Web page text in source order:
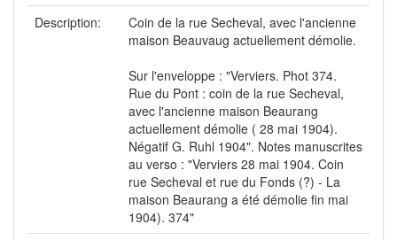
Description:
Coin de la rue Secheval, avec l'ancienne
maison Beauvaug actuellement démolie.
Sur l'enveloppe : "Verviers. Phot 374.
Rue du Pont : coin de la rue Secheval,
avec l'ancienne maison Beaurang
actuellement démolie ( 28 mai 1904).
Négatif G. Ruhl 1904". Notes manuscrites
au verso : "Verviers 28 mai 1904. Coin
rue Secheval et rue du Fonds (?) - La
maison Beaurang a été démolie fin mai
1904). 374"